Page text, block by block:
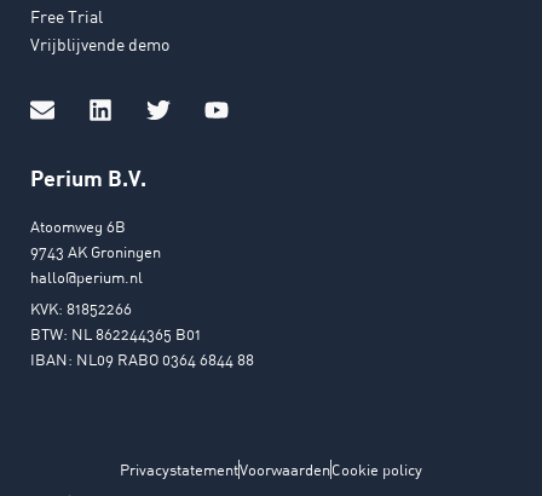
Free Trial
Vrijblijvende demo
Perium B.V.
Atoomweg 6B
9743 AK Groningen
hallo@perium.nl
KVK: 81852266
BTW: NL 862244365 B01
IBAN: NL09 RABO 0364 6844 88
PrivacystatementVoorwaardenCookie policy